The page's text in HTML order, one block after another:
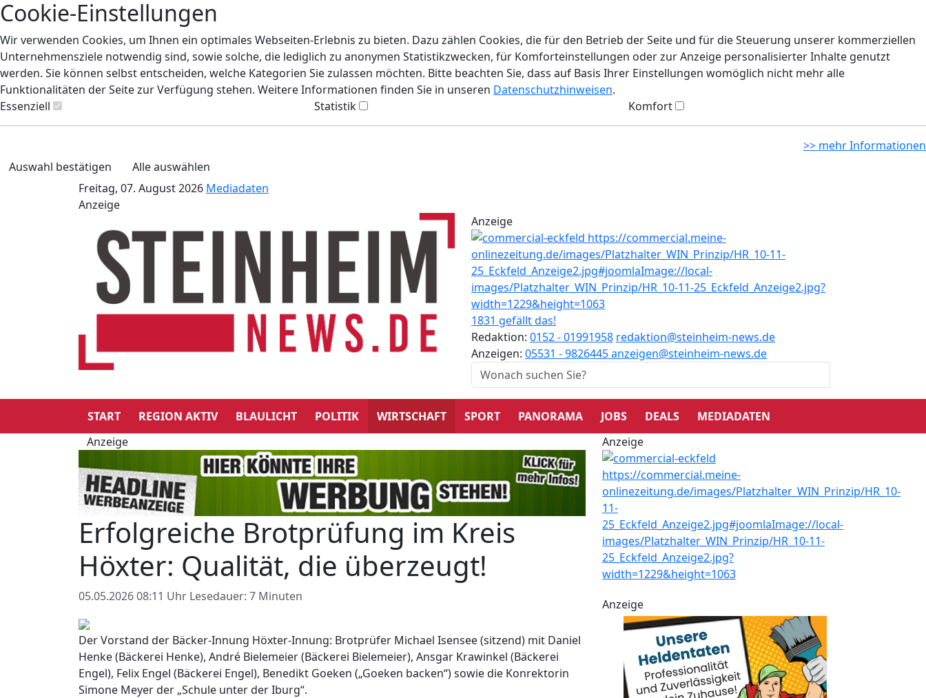
Cookie-Einstellungen
Wir verwenden Cookies, um Ihnen ein optimales Webseiten-Erlebnis zu bieten. Dazu zählen Cookies, die für den Betrieb der Seite und für die Steuerung unserer kommerziellen
Unternehmensziele notwendig sind, sowie solche, die lediglich zu anonymen Statistikzwecken, für Komforteinstellungen oder zur Anzeige personalisierter Inhalte genutzt
werden. Sie können selbst entscheiden, welche Kategorien Sie zulassen möchten. Bitte beachten Sie, dass auf Basis Ihrer Einstellungen womöglich nicht mehr alle
Funktionalitäten der Seite zur Verfügung stehen. Weitere Informationen finden Sie in unseren Datenschutzhinweisen.
Essenziell
Statistik Komfort
>> mehr Informationen
Auswahl bestätigen
Alle auswählen
Freitag, 07. August 2026 Mediadaten
Anzeige
Anzeige
1831 gefällt das!
Redaktion: 0152 - 01991958 redaktion@steinheim-news.de
Anzeigen: 05531 - 9826445anzeigen@steinheim-news.de
START REGION AKTIV BLAULICHT POLITIK WIRTSCHAFT SPORT PANORAMA JOBS DEALS
MEDIADATEN
Anzeige
Erfolgreiche Brotprüfung im Kreis
Höxter: Qualität, die überzeugt!
05.05.2026 08:11 Uhr Lesedauer: 7 Minuten
Der Vorstand der Bäcker-Innung Höxter-Innung: Brotprüfer Michael Isensee (sitzend) mit Daniel
Henke (Bäckerei Henke), André Bielemeier (Bäckerei Bielemeier), Ansgar Krawinkel (Bäckerei
Engel), Felix Engel (Bäckerei Engel), Benedikt Goeken („Goeken backen“) sowie die Konrektorin
Simone Meyer der „Schule unter der Iburg“.
Anzeige
Anzeige